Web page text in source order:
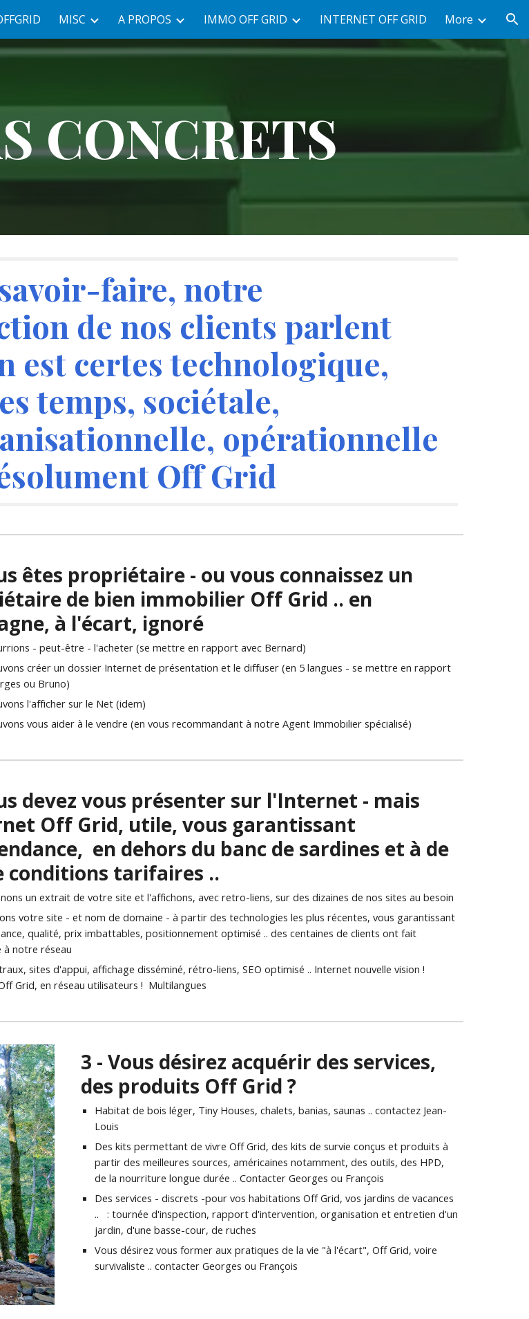
Skip to navigation
MISC A PROPOS IMMO OFF GRID INTERNET OFF GRID More
CONCRETS
faire, notre
de nos clients parlent
est certes technologique,
temps, sociétale,
opérationnelle
Off Grid
êtes propriétaire - ou vous connaissez un
de bien immobilier Off Grid .. en
à l'écart, ignoré
- peut-être - l'acheter (se mettre en rapport avec Bernard)
créer un dossier Internet de présentation et le diffuser (en 5 langues - se mettre en rapport
ou Bruno)
l'afficher sur le Net (idem)
vous aider à le vendre (en vous recommandant à notre Agent Immobilier spécialisé)
devez vous présenter sur l'Internet - mais
Off Grid, utile, vous garantissant
en dehors du banc de sardines et à de
conditions tarifaires ..
un extrait de votre site et l'affichons, avec retro-liens, sur des dizaines de nos sites au besoin
votre site - et nom de domaine - à partir des technologies les plus récentes, vous garantissant
qualité, prix imbattables, positionnement optimisé .. des centaines de clients ont fait
à notre réseau
sites d'appui, affichage disséminé, rétro-liens, SEO optimisé .. Internet nouvelle vision !
Grid, en réseau utilisateurs !  Multilangues
3 - Vous désirez acquérir des services,
des produits Off Grid ?
Habitat de bois léger, Tiny Houses, chalets, banias, saunas .. contactez Jean-
Louis
Des kits permettant de vivre Off Grid, des kits de survie conçus et produits à
partir des meilleures sources, américaines notamment, des outils, des HPD,
de la nourriture longue durée .. Contacter Georges ou François
Des services - discrets -pour vos habitations Off Grid, vos jardins de vacances
..   : tournée d'inspection, rapport d'intervention, organisation et entretien d'un
jardin, d'une basse-cour, de ruches
Vous désirez vous former aux pratiques de la vie "à l'écart", Off Grid, voire
survivaliste .. contacter Georges ou François